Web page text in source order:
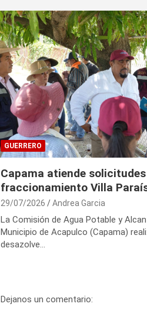
GUERRERO
Capama atiende
fraccionamiento Villa
29/07/2026 Andrea Garcia
La Comisión de Agua Potable y
Municipio de Acapulco (Capama)
desazolve…
Dejanos un comentario: